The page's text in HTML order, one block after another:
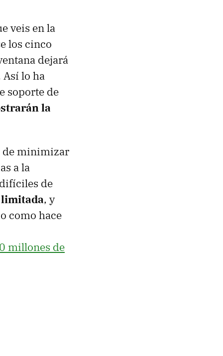
veis en la
los cinco
dejará
Así lo ha
soporte de
la
de minimizar
a la
de
, y
como hace
millones de